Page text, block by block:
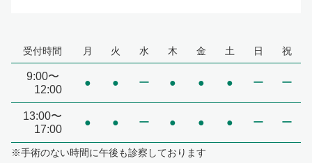
受付時間 月 火 水 木 金 土 日 祝
9:00〜
12:00
● ● ー ● ● ● ー ー
13:00〜
17:00
● ● ー ● ● ● ー ー
※手術のない時間に午後も診察しております